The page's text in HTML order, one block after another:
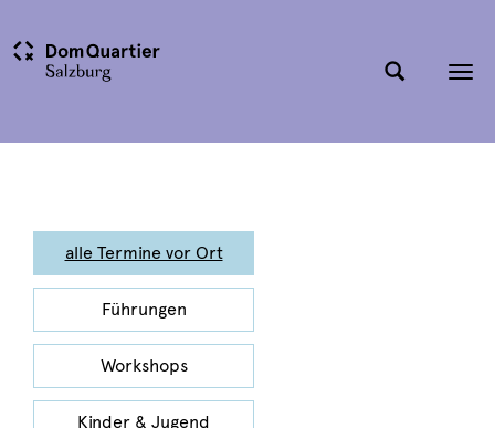
alle Termine vor Ort
Führungen
Workshops
Kinder & Jugend